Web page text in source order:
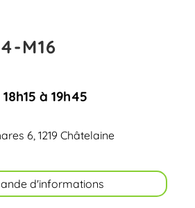
M16
à 19h45
6, 1219 Châtelaine
d'informations